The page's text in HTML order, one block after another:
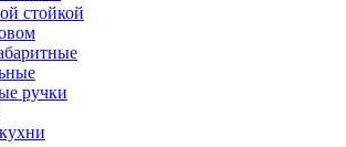
стойкой
ручки